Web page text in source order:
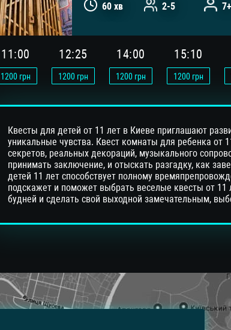
60 хв 2-5 7+
11:00
1200 грн
12:25
1200 грн
14:00
1200 грн
15:10
1200 грн
Квесты для детей от 11 лет в Киеве приглашают
уникальные чувства. Квест комнаты для ребенка от
секретов, реальных декораций, музыкального
принимать заключение, и отыскать разгадку, как
детей 11 лет способствует полному
подскажет и поможет выбрать веселые квесты от
будней и сделать свой выходной замечательным,